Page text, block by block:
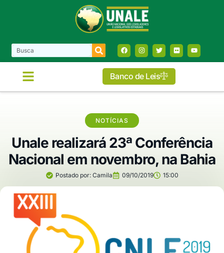
Banco de Leis
NOTÍCIAS
Unale realizará 23ª Conferência
Nacional em novembro, na Bahia
Postado por:Camila 09/10/2019 15:00